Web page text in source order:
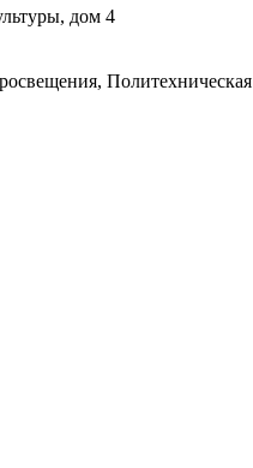
дом 4
Политехническая